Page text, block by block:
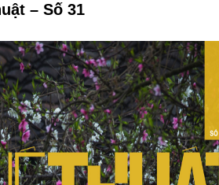
– Số 31